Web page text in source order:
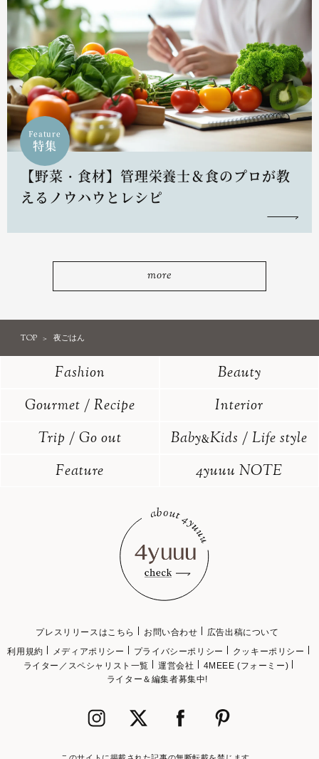
Feature
特集
【野菜・食材】管理栄養士＆食のプロが教
えるノウハウとレシピ
more
TOP 夜ごはん
Fashion
Beauty
Gourmet / Recipe
Interior
Trip / Go out
Baby&Kids / Life style
Feature
4yuuu NOTE
プレスリリースはこちら お問い合わせ
広告出稿について
利用規約
メディアポリシー プライバシーポリシー
クッキーポリシー
ライター／スペシャリスト一覧
運営会社
4MEEE (フォーミー)
ライター＆編集者募集中!